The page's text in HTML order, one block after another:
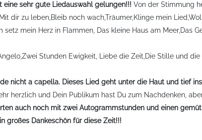
eine sehr gute Liedauswahl gelungen!!! Von der Stimmung
dir zu leben,Bleib noch wach,Träumer,Klinge mein
mein Herz in Flammen, Das kleine Haus am Meer,Das
Stunden Ewigkeit, Liebe die Zeit,Die Stille und
nicht a capella. Dieses Lied geht unter die Haut und tief
herzlich und Dein Publikum hast Du zum Nachdenken,
auch noch mit zwei Autogrammstunden und einen
großes Dankeschön für diese Zeit!!!